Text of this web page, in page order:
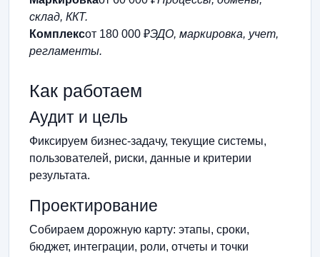
склад, ККТ.
Комплексот 180 000 ₽ЭДО, маркировка, учет,
регламенты.
Как работаем
Аудит и цель
Фиксируем бизнес-задачу, текущие системы,
пользователей, риски, данные и критерии
результата.
Проектирование
Собираем дорожную карту: этапы, сроки,
бюджет, интеграции, роли, отчеты и точки